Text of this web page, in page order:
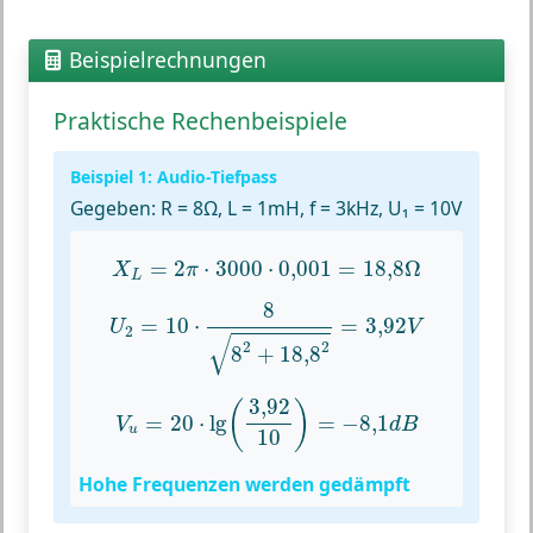
Beispielrechnungen
Praktische Rechenbeispiele
Beispiel 1: Audio-Tiefpass
Gegeben: R = 8Ω, L = 1mH, f = 3kHz, U₁ = 10V
XL = 2π ⋅ 3000 ⋅ 0,001 = 18,8Ω
2π 3000⋅ 0,001= ,8Ω
U2 = 10 ⋅
8
√82 + 18,82
= 3,92V
+18
Vu = 20 ⋅ lg ( 3,92
10
) = −8,1dB
3,9210
Hohe Frequenzen werden gedämpft